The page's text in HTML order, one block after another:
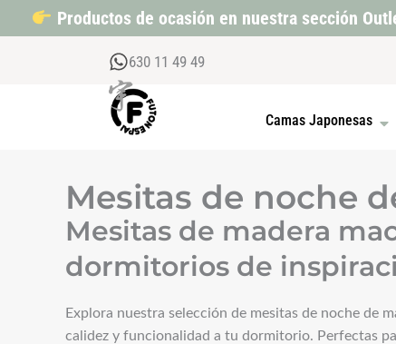
al
Productos de ocasión en nuestra sección
630 11 49 49
Camas Japonesas
Mesitas de noche
Mesitas de madera
dormitorios de
Explora nuestra selección de mesitas de noche de
calidez y funcionalidad a tu dormitorio. Perfectas